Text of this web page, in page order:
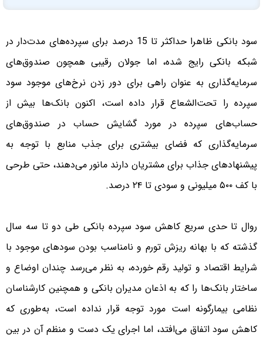
سود بانکی ظاهرا حداکثر تا 15 درصد برای سپرده‌های مدت‌دار در
شبکه بانکی رایج شده، اما جولان رقیبی همچون صندوق‌های
سرمایه‌گذاری به عنوان راهی برای دور زدن نرخ‌های موجود سود
سپرده را تحت‌الشعاع قرار داده است، اکنون بانک‌ها بیش از
حساب‌های سپرده در مورد گشایش حساب در صندوق‌های
سرمایه‌گذاری که فضای بیشتری برای جذب منابع با توجه به
پیشنهادهای جذاب برای مشتریان دارند مانور می‌دهند، حتی طرحی
با کف ۵۰۰ میلیونی و سودی تا ۲۴ درصد.
روال تا حدی سریع کاهش سود سپرده بانکی طی دو تا سه سال
گذشته که با بهانه ریزش تورم و نامناسب بودن سودهای موجود با
شرایط اقتصاد و تولید رقم خورده، به نظر می‌رسد چندان اوضاع و
ساختار بانک‌ها را که به اذعان مدیران بانکی و همچنین کارشناسان
نظامی بیمارگونه است مورد توجه قرار نداده است، به‌طوری که
کاهش سود اتفاق می‌افتد، اما اجرای یک دست و منظم آن در بین